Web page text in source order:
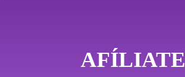
AFÍLIATE